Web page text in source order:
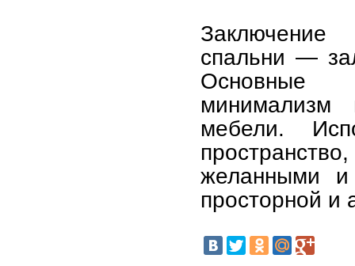
Заключение
спальни —
Основные
минимализм
мебели.
желанными и
просторной и